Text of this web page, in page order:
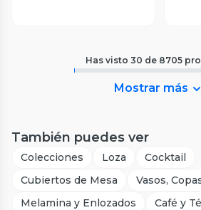
Has visto 30 de 8705
Mostrar más
También puedes ver
Colecciones Loza
Cocktail
Cubiertos de Mesa
Vasos,
Melamina y Enlozados
Café y Té